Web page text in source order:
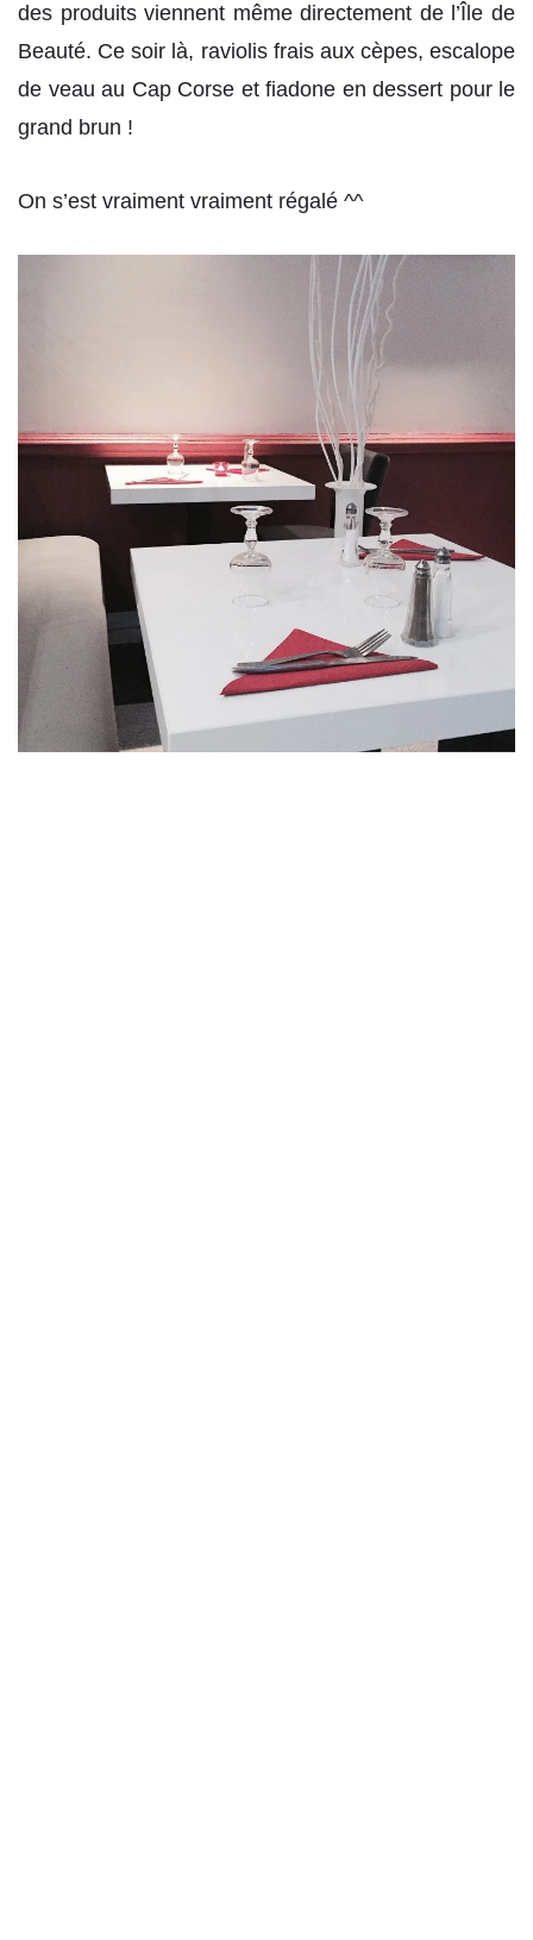
des produits viennent même directement de l’Île de
Beauté. Ce soir là, raviolis frais aux cèpes, escalope
de veau au Cap Corse et fiadone en dessert pour le
grand brun !
On s’est vraiment vraiment régalé ^^